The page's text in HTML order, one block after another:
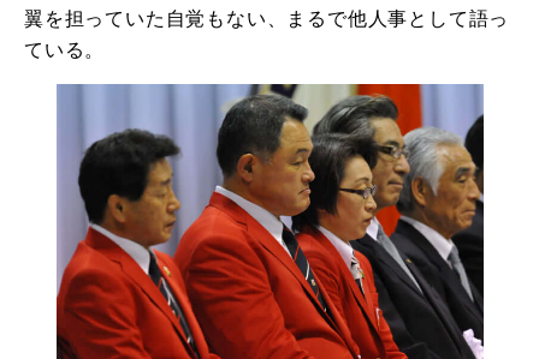
翼を担っていた自覚もない、まるで他人事として語っ
ている。